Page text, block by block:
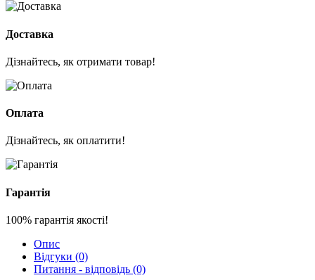
Доставка
Дізнайтесь, як отримати товар!
Оплата
Дізнайтесь, як оплатити!
Гарантія
100% гарантія якості!
Опис
Відгуки (0)
Питання - відповідь (0)